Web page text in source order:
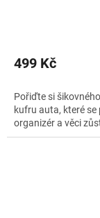
499 Kč
Pořiďte si
kufru auta, které
organizér a věci